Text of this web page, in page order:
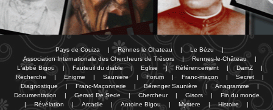
Pays de Couiza | Rennes le Chateau | Le Bézu
|
Association Internationale des Chercheurs de Trésors
| Rennes-le-Château
|
L'abbé Bigou
| Fauteuil du diable | Eglise | Référencement | DamZ
|
Recherche
| Enigme | Sauniere | Forum | Franc-maçon | Secret
|
Diagnostique
| Franc-Maçonnerie | Bérenger Saunière | Anagramme
|
Documentation
| Gerard De Sede | Chercheur | Gisors |
Fin du monde
|
Révélation | Arcadie | Antoine Bigou | Mystere | Histoire |